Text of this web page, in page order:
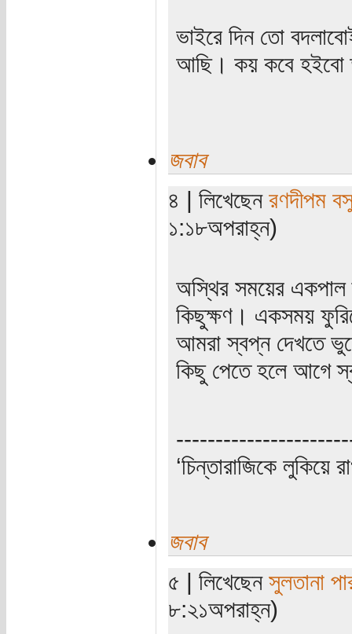
ভাইরে দিন তো
আছি। কয় কবে হইবো
জবাব
৪ | লিখেছেন রণদীপম
১:১৮অপরাহ্ন)
অস্থির সময়ের একপাল
কিছুক্ষণ। একসময়
আমরা স্বপ্ন দেখতে
কিছু পেতে হলে আগে
‘চিন্তারাজিকে লুকিয়ে
জবাব
৫ | লিখেছেন সুলতানা
৮:২১অপরাহ্ন)